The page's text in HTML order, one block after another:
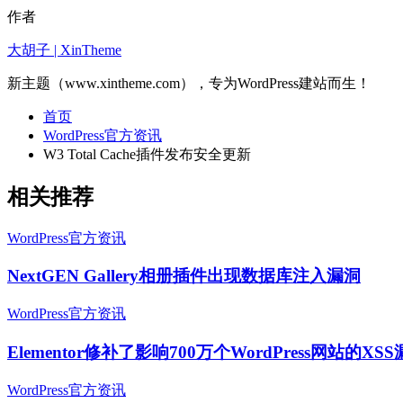
作者
大胡子 | XinTheme
新主题（www.xintheme.com），专为WordPress建站而生！
首页
WordPress官方资讯
W3 Total Cache插件发布安全更新
相关推荐
WordPress官方资讯
NextGEN Gallery相册插件出现数据库注入漏洞
WordPress官方资讯
Elementor修补了影响700万个WordPress网站的XSS
WordPress官方资讯